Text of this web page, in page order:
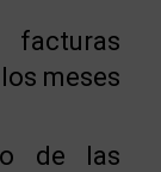
meses
de las